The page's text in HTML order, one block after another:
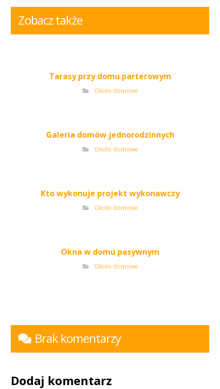
Zobacz także
Tarasy przy domu parterowym
Około domowe
Galeria domów jednorodzinnych
Około domowe
Kto wykonuje projekt wykonawczy
Około domowe
Okna w domu pasywnym
Około domowe
Brak komentarzy
Dodaj komentarz